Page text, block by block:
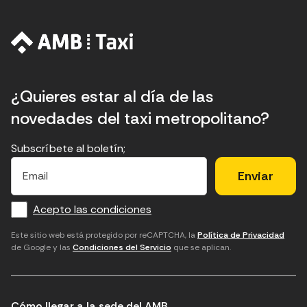
¿Quieres estar al día de las
novedades del taxi metropolitano?
E
f
o
r
m
E
c
a
m
p
H
u
d
'
a
×
Subscríbete al boletín;
E
a
i
l
Acepto las condiciones
Este sitio web está protegido por reCAPTCHA, laPolítica de Privacidad
de Google y las Condiciones del Servicio que se aplican.